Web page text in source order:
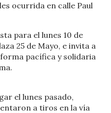
ocurrida en calle Paul
para el lunes 10 de
25 de Mayo, e invita a
pacífica y solidaria
el lunes pasado,
a tiros en la vía